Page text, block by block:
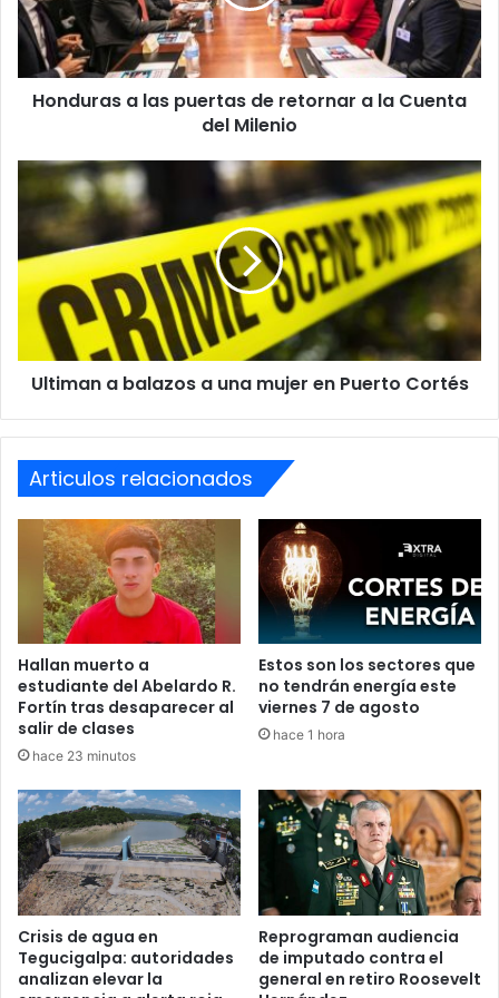
retornar
a
Cuenta
delHonduras a las puertas de retornar a la Cuenta
del Milenio
Ultiman
balazos
una
mujer
Puerto
Cortés
Ultiman a balazos a una mujer en Puerto Cortés
Articulos relacionados
Hallan muerto a
estudiante del Abelardo R.
Fortín tras desaparecer al
salir de clases
hace 23 minutos
Estos son los sectores que
no tendrán energía este
viernes 7 de agosto
hace 1 hora
Crisis de agua en
Tegucigalpa: autoridades
analizan elevar la
Reprograman audiencia
de imputado contra el
general en retiro Roosevelt